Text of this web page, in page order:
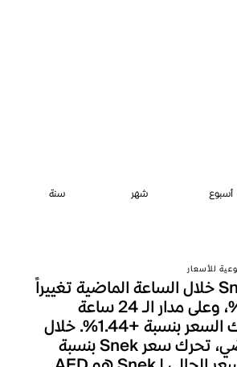
أسبوع شهر سنة
للأسعار
شهد سعر Snek خلال الساعة الماضية تغييراً
بنسبة -0.76%، وعلى مدار الـ 24 ساعة
الماضية، تحرك السعر بنسبة +1.44%. خلال
الأسبوع الماضي، تحرك سعر Snek بنسبة